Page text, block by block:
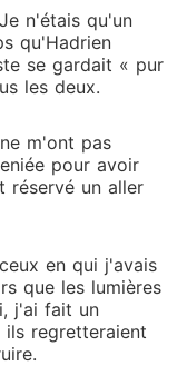
n'étais qu'un
qu'Hadrien
se gardait « pur
les deux.
m'ont pas
pour avoir
réservé un aller
en qui j'avais
que les lumières
j'ai fait un
ils regretteraient